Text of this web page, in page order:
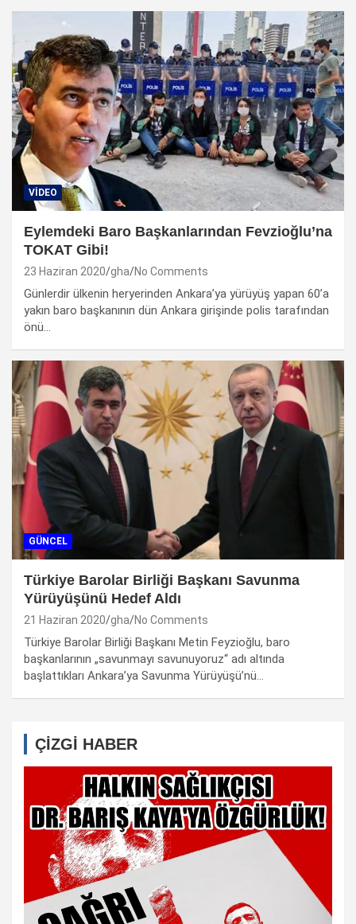
VIDEO
Eylemdeki Baro Başkanlarından Fevzioğlu’na
TOKAT Gibi!
23 Haziran 2020 gha No Comments
Günlerdir ülkenin heryerinden Ankara’ya yürüyüş yapan 60’a
yakın baro başkanının dün Ankara girişinde polis tarafından
önü…
GÜNCEL
Türkiye Barolar Birliği Başkanı Savunma
Yürüyüşünü Hedef Aldı
21 Haziran 2020 gha No Comments
Türkiye Barolar Birliği Başkanı Metin Feyzioğlu, baro
başkanlarının „savunmayı savunuyoruz“ adı altında
başlattıkları Ankara’ya Savunma Yürüyüşü’nü…
ÇİZGİ HABER